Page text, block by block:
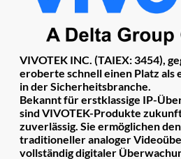
VIVOTEK INC. (TAIEX: 3454),
eroberte schnell einen Platz als
in der Sicherheitsbranche.
Bekannt für erstklassige IP-
sind VIVOTEK-Produkte
zuverlässig. Sie ermöglichen
traditioneller analoger
vollständig digitaler